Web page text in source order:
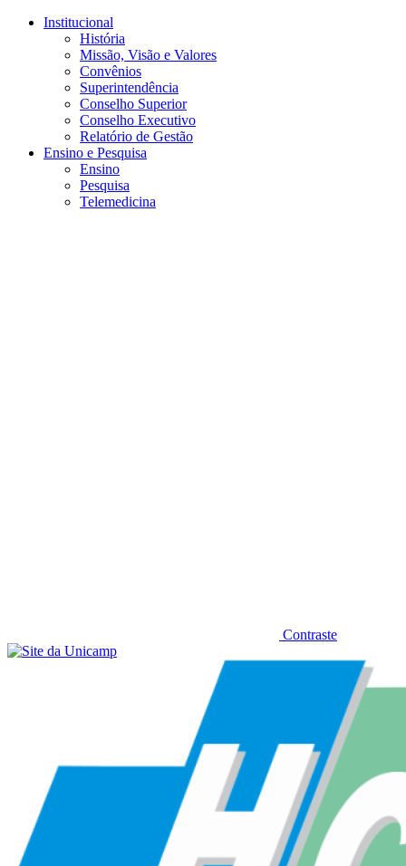
Conteúdo principal
Institucional
História
Missão, Visão e Valores
Convênios
Superintendência
Conselho Superior
Conselho Executivo
Relatório de Gestão
Ensino e Pesquisa
Ensino
Pesquisa
Telemedicina
Contraste